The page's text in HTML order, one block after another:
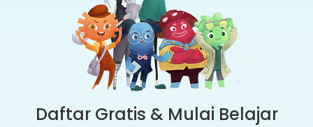
Daftar Gratis & Mulai Belajar